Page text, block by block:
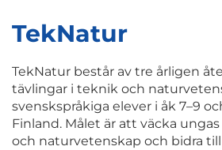
TekNatur
TekNatur består av tre årligen
tävlingar i teknik och
svenskspråkiga elever i åk 7–9
Finland. Målet är att väcka
och naturvetenskap och bidra